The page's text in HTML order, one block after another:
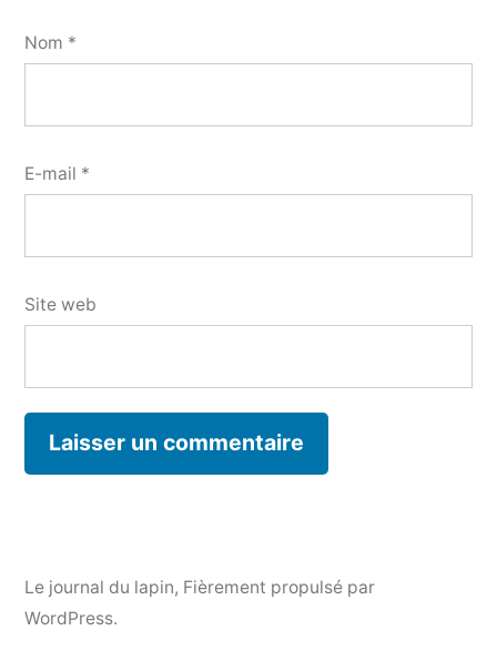
Nom *
E-mail *
Site web
Le journal du lapin, Fièrement propulsé par
WordPress.